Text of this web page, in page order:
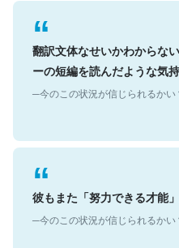
翻訳文体なせいかわからな
ーの短編を読んだような気
─今のこの状況が信じられるかい
彼もまた「努力できる才能
─今のこの状況が信じられるかい